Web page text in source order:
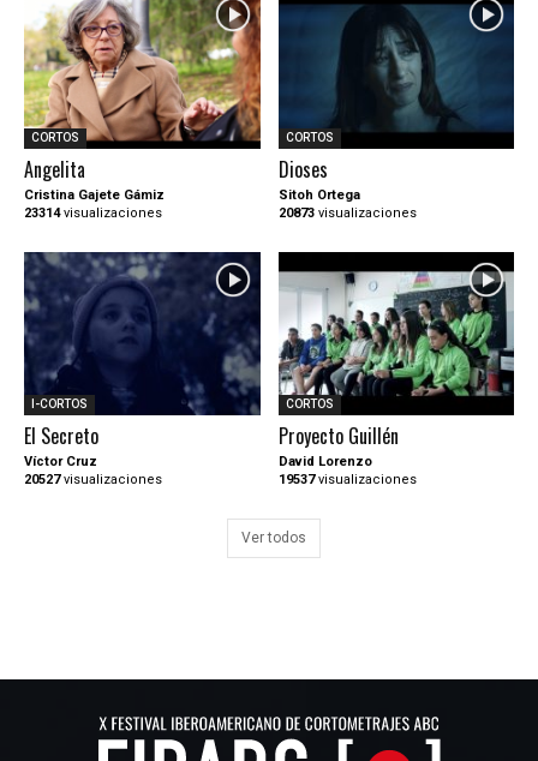
CORTOS
Angelita
Cristina Gajete Gámiz
23314visualizaciones
CORTOS
Dioses
Sitoh Ortega
20873visualizaciones
I-CORTOS
El Secreto
Víctor Cruz
20527visualizaciones
CORTOS
Proyecto Guillén
David Lorenzo
19537visualizaciones
Ver todos